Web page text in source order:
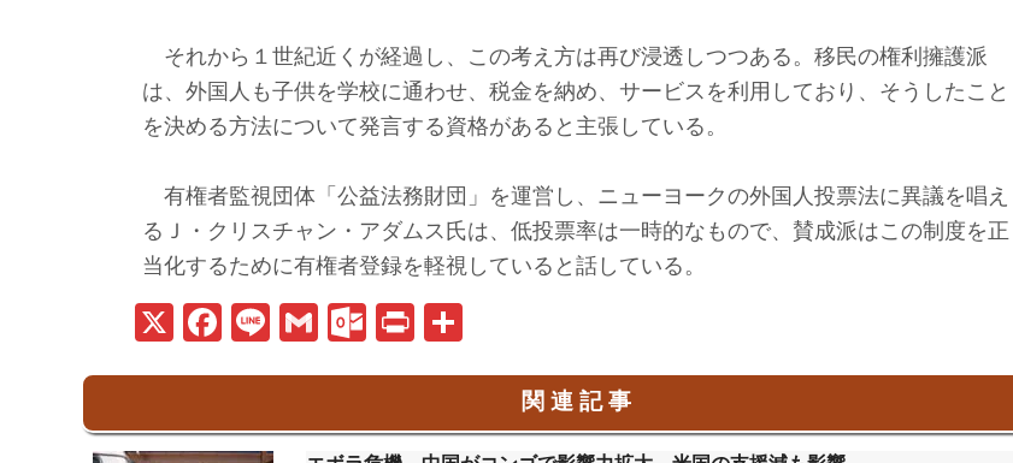
それから１世紀近くが経過し、この考え方は再び浸透しつつある。移民の権利擁護派
は、外国人も子供を学校に通わせ、税金を納め、サービスを利用しており、そうしたこと
を決める方法について発言する資格があると主張している。
有権者監視団体「公益法務財団」を運営し、ニューヨークの外国人投票法に異議を唱え
るＪ・クリスチャン・アダムス氏は、低投票率は一時的なもので、賛成派はこの制度を正
当化するために有権者登録を軽視していると話している。
X
Fa
o
Li
G
O
o
Pr
関 連 記 事